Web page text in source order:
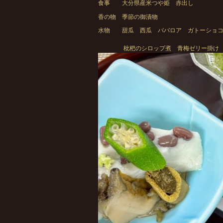
食事 大分県産米つや姫 赤出し
香の物 季節の御漬物
水物 甜瓜 西瓜 ババロア ガトーショ
枇杷のシロップ煮 青梅ゼリー掛け